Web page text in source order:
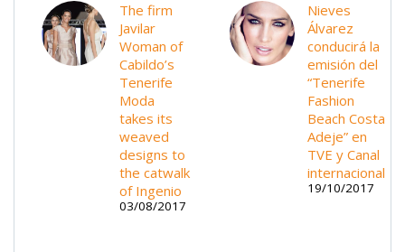
The firm
Javilar
Woman of
Cabildo’s
Tenerife
Moda
takes its
weaved
designs to
the catwalk
of Ingenio
03/08/2017
Nieves
Álvarez
conducirá la
emisión del
“Tenerife
Fashion
Beach Costa
Adeje” en
TVE y Canal
internacional
19/10/2017